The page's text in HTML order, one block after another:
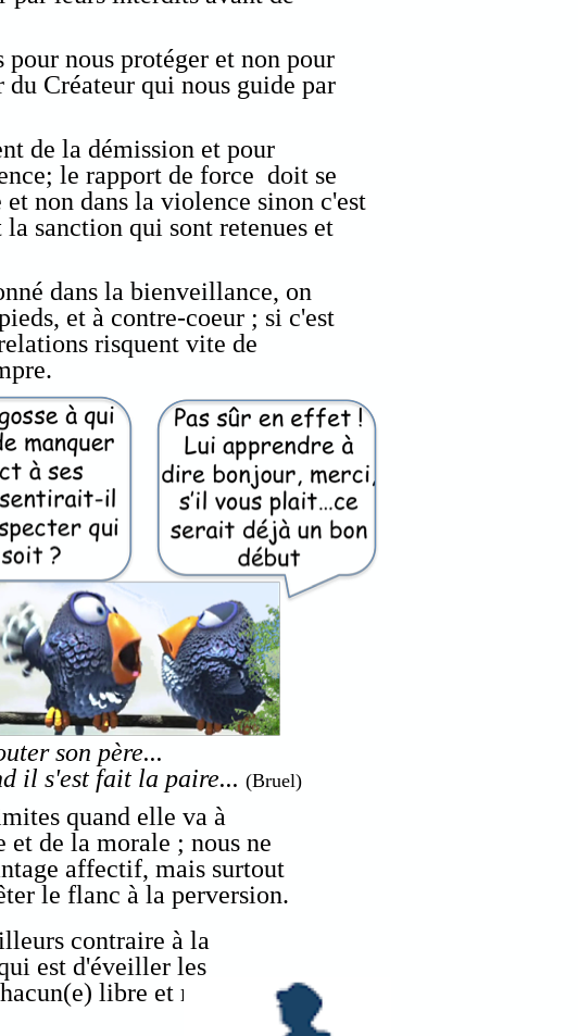
quand elle va à
et de la morale ; nous ne
affectif, mais surtout
le flanc à la perversion.
son père...
il s'est fait la paire... (Bruel)
contraire à la
est d'éveiller les
libre et responsable
pour nous protéger et non pour
Créateur qui nous guide par
de la démission et pour
le rapport de force doit se
non dans la violence sinon c'est
sanction qui sont retenues et
dans la bienveillance, on
et à contre-coeur ; si c'est
risquent vite de